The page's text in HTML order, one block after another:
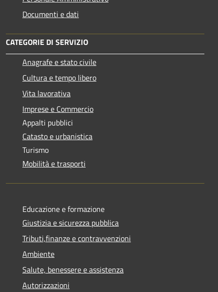
Documenti e dati
CATEGORIE DI SERVIZIO
Anagrafe e stato civile
Cultura e tempo libero
Vita lavorativa
Imprese e Commercio
Appalti pubblici
Catasto e urbanistica
Turismo
Mobilità e trasporti
Educazione e formazione
Giustizia e sicurezza pubblica
Tributi,finanze e contravvenzioni
Ambiente
Salute, benessere e assistenza
Autorizzazioni